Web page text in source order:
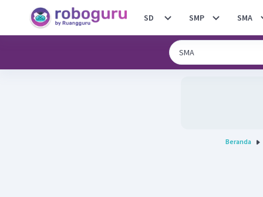
SD SMP SMA
Beranda